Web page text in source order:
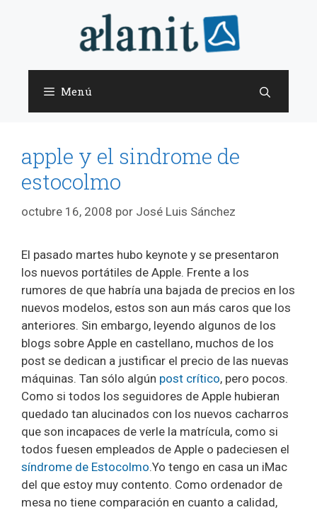
Menú
apple y el sindrome de
estocolmo
octubre 16, 2008 por José Luis Sánchez
El pasado martes hubo keynote y se presentaron
los nuevos portátiles de Apple. Frente a los
rumores de que habría una bajada de precios en los
nuevos modelos, estos son aun más caros que los
anteriores. Sin embargo, leyendo algunos de los
blogs sobre Apple en castellano, muchos de los
post se dedican a justificar el precio de las nuevas
máquinas. Tan sólo algún post crítico, pero pocos.
Como si todos los seguidores de Apple hubieran
quedado tan alucinados con los nuevos cacharros
que son incapaces de verle la matrícula, como si
todos fuesen empleados de Apple o padeciesen el
síndrome de Estocolmo.Yo tengo en casa un iMac
del que estoy muy contento. Como ordenador de
mesa no tiene comparación en cuanto a calidad,